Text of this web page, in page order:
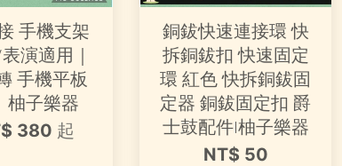
手機支架
演適用｜
手機平板
柚子樂器
380 起
銅鈸快速連接環 快
拆銅鈸扣 快速固定
環 紅色 快拆銅鈸固
定器 銅鈸固定扣 爵
士鼓配件|柚子樂器
NT$ 50